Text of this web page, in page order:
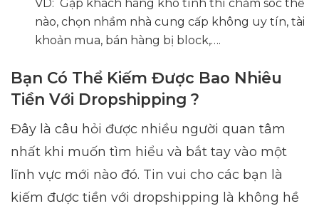
VD: Gặp khách hàng khó tính thì chăm sóc thế
nào, chọn nhầm nhà cung cấp không uy tín, tài
khoản mua, bán hàng bị block,….
Bạn Có Thể Kiếm Được Bao Nhiêu
Tiền Với Dropshipping ?
Đây là câu hỏi được nhiều người quan tâm
nhất khi muốn tìm hiểu và bắt tay vào một
lĩnh vực mới nào đó. Tin vui cho các bạn là
kiếm được tiền với dropshipping là không hề